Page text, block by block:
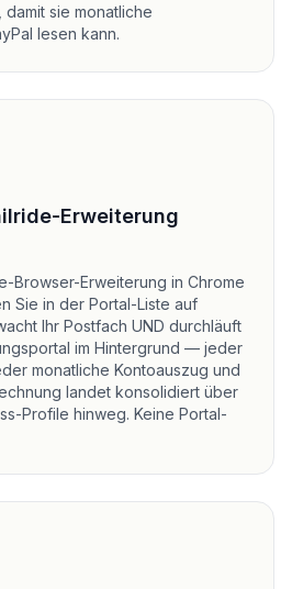
, damit sie monatliche
lesen kann.
Erweiterung
Browser-Erweiterung in Chrome
Sie in der Portal-Liste auf
Ihr Postfach UND durchläuft
im Hintergrund — jeder
monatliche Kontoauszug und
landet konsolidiert über
Profile hinweg. Keine Portal-